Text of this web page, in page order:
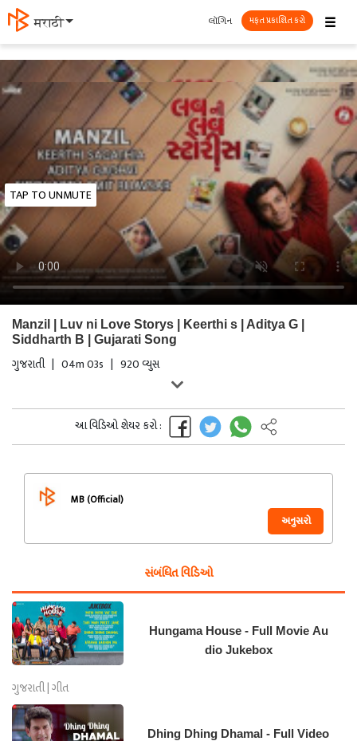
मराठी ☰
લૉગિન મફત પ્રકાશિત કરો
TAP TO UNMUTE
Manzil | Luv ni Love Storys | Keerthi s | Aditya G |
Siddharth B | Gujarati Song
ગુજરાતી | 04m 03s | 920 વ્યુસ
આ વિડિઓ શેયર કરો :
MB (Official)
અનુસરો
સંબંધિત વિડિઓ
Hungama House - Full Movie Au
dio Jukebox
ગુજરાતી | ગીત
Dhing Dhing Dhamal - Full Video